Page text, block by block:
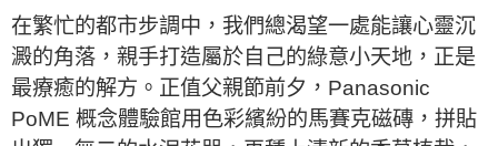
在繁忙的都市步調中，我們總渴望一處能讓心靈沉
澱的角落，親手打造屬於自己的綠意小天地，正是
最療癒的解方。正值父親節前夕，Panasonic
PoME 概念體驗館用色彩繽紛的馬賽克磁磚，拼貼